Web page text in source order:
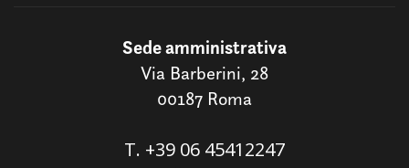
Sede amministrativa
Via Barberini, 28
00187 Roma
T. +39 06 45412247